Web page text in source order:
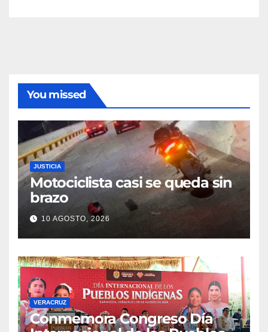
You missed
JUSTICIA
Motociclista casi se queda sin
brazo
10 AGOSTO, 2026
VERACRUZ
Conmemora Congreso Día